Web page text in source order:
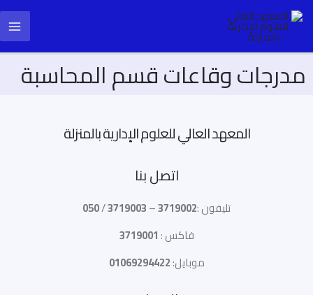
تخطي
إلى
المحتوى
مدرجات وقاعات قسم المحاسبة
المعهد العالي للعلوم الإدارية بالمنزلة
اتصل بنا
تليفون :3719002
–
3719003
/
050
فاكس :3719001
موبايل:01069294422